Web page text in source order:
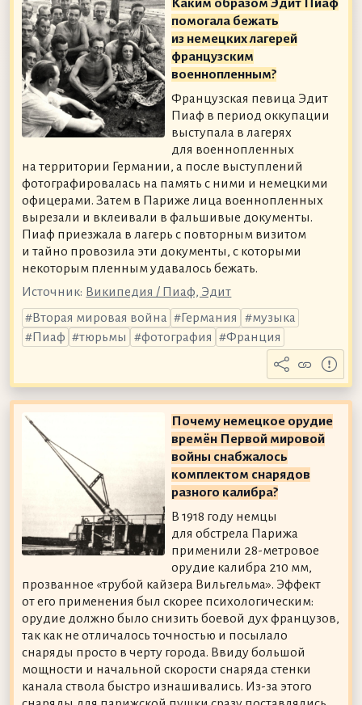
Каким образом Эдит Пиаф
помогала бежать
из немецких лагерей
французским
военнопленным?
Французская певица Эдит
Пиаф в период оккупации
выступала в лагерях
для военнопленных
на территории Германии, а после выступлений
фотографировалась на память с ними и немецкими
офицерами. Затем в Париже лица военнопленных
вырезали и вклеивали в фальшивые документы.
Пиаф приезжала в лагерь с повторным визитом
и тайно провозила эти документы, с которыми
некоторым пленным удавалось бежать.
Источник: Википедия / Пиаф, Эдит
Вторая мировая война
Германия
музыка
Пиаф
тюрьмы фотография Франция
Почему немецкое орудие
времён Первой мировой
войны снабжалось
комплектом снарядов
разного калибра?
В 1918 году немцы
для обстрела Парижа
применили 28-метровое
орудие калибра 210 мм,
прозванное «трубой кайзера Вильгельма». Эффект
от его применения был скорее психологическим:
орудие должно было снизить боевой дух французов,
так как не отличалось точностью и посылало
снаряды просто в черту города. Ввиду большой
мощности и начальной скорости снаряда стенки
канала ствола быстро изнашивались. Из-за этого